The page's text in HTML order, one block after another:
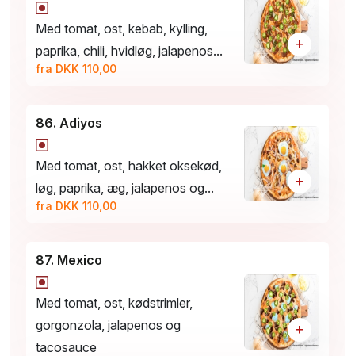
Med tomat, ost, kebab, kylling,
paprika, chili, hvidløg, jalapenos...
fra DKK 110,00
+
86. Adiyos
Med tomat, ost, hakket oksekød,
løg, paprika, æg, jalapenos og...
fra DKK 110,00
+
87. Mexico
Med tomat, ost, kødstrimler,
gorgonzola, jalapenos og
tacosauce
+